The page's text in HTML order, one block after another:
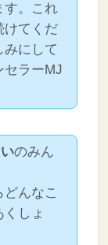
す。これ
けてくだ
みにして
セラーMJ
のみん
んなこ
しょ